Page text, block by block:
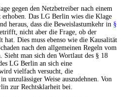
gegen den Netzbetreiber nach einem
Das LG Berlin wies die Klage
heraus, dass die Beweislastumkehr in §
nicht aber die Frage, ob der
hat. Dies muss ebenso wie die Kausalität
nach den allgemeinen Regeln vom
Sieht man sich den Wortlaut des § 18
LG Berlin an sich eine
vielfach versucht, die
unzulässiger Weise auszudehnen. Von
zur Rechtsklarheit bei.